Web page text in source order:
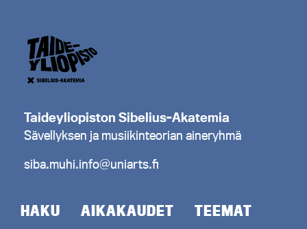
Taideyliopiston Sibelius-Akatemia
Sävellyksen ja musiikinteorian aineryhmä
siba.muhi.info@uniarts.fi
HAKU AIKAKAUDET
TEEMAT